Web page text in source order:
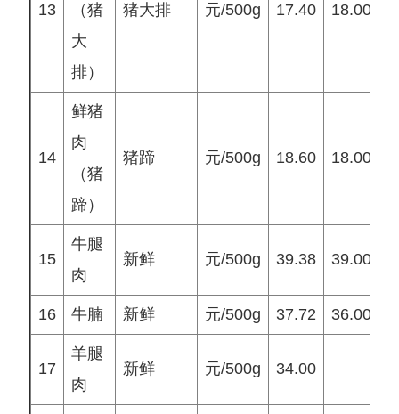
13
（猪
大
排）
猪大排 元/500g 17.40 18.00
14
鲜猪
肉
（猪
蹄）
猪蹄 元/500g 18.60 18.00
15
牛腿
肉
新鲜 元/500g 39.38 39.00
16 牛腩 新鲜 元/500g 37.72 36.00
17
羊腿
肉
新鲜 元/500g 34.00